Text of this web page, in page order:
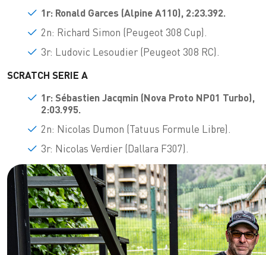
1r: Ronald Garces (Alpine A110), 2:23.392.
2n: Richard Simon (Peugeot 308 Cup).
3r: Ludovic Lesoudier (Peugeot 308 RC).
SCRATCH SERIE A
1r: Sébastien Jacqmin (Nova Proto NP01 Turbo),
2:03.995.
2n: Nicolas Dumon (Tatuus Formule Libre).
3r: Nicolas Verdier (Dallara F307).